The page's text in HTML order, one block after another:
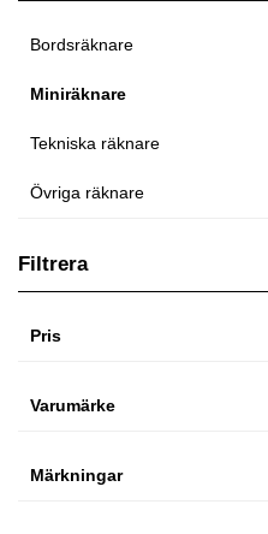
Bordsräknare
Miniräknare
Tekniska räknare
Övriga räknare
Filtrera
Pris
Varumärke
Märkningar